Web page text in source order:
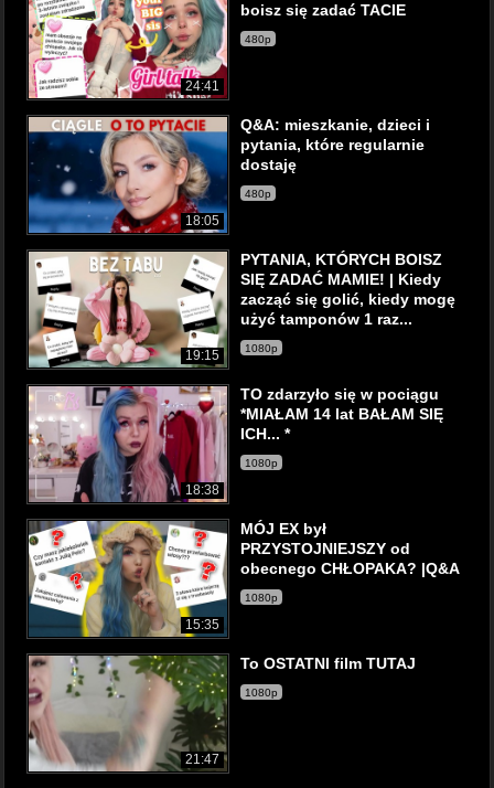
24:41
boisz się zadać TACIE
480p
18:05
Q&A: mieszkanie, dzieci i
pytania, które regularnie
dostaję
480p
19:15
PYTANIA, KTÓRYCH BOISZ
SIĘ ZADAĆ MAMIE! | Kiedy
zacząć się golić, kiedy mogę
użyć tamponów 1 raz...
1080p
18:38
TO zdarzyło się w pociągu
*MIAŁAM 14 lat BAŁAM SIĘ
ICH... *
1080p
15:35
MÓJ EX był
PRZYSTOJNIEJSZY od
obecnego CHŁOPAKA? |Q&A
1080p
21:47
To OSTATNI film TUTAJ
1080p